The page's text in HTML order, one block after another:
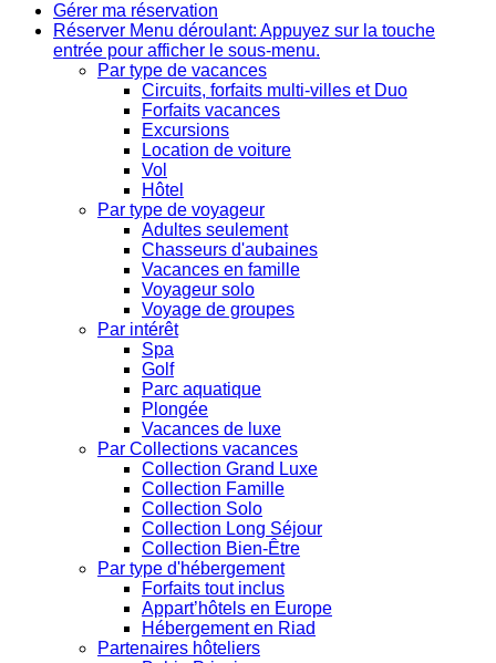
Gérer ma réservation
Réserver Menu déroulant: Appuyez sur la touche
entrée pour afficher le sous-menu.
Par type de vacances
Circuits, forfaits multi-villes et Duo
Forfaits vacances
Excursions
Location de voiture
Vol
Hôtel
Par type de voyageur
Adultes seulement
Chasseurs d'aubaines
Vacances en famille
Voyageur solo
Voyage de groupes
Par intérêt
Spa
Golf
Parc aquatique
Plongée
Vacances de luxe
Par Collections vacances
Collection Grand Luxe
Collection Famille
Collection Solo
Collection Long Séjour
Collection Bien-Être
Par type d'hébergement
Forfaits tout inclus
Appart’hôtels en Europe
Hébergement en Riad
Partenaires hôteliers